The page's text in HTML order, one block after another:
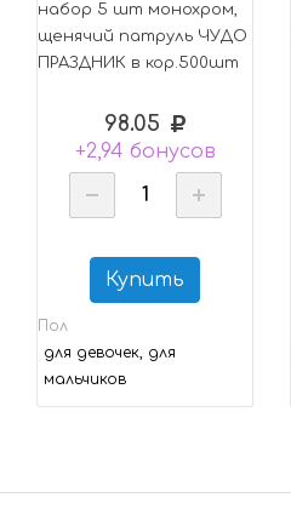
набор 5 шт монохром,
щенячий патруль ЧУДО
ПРАЗДНИК в кор.500шт
98.05
+2,94 бонусов
Купить
Пол
для девочек, для
мальчиков